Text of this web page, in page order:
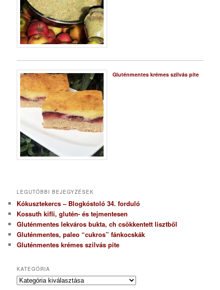
Gluténmentes krémes szilvás pite
LEGUTÓBBI BEJEGYZÉSEK
Kókusztekercs – Blogkóstoló 34. forduló
Kossuth kifli, glutén- és tejmentesen
Gluténmentes lekváros bukta, ch csökkentett lisztből
Gluténmentes, paleo “cukros” fánkocskák
Gluténmentes krémes szilvás pite
KATEGÓRIA
K